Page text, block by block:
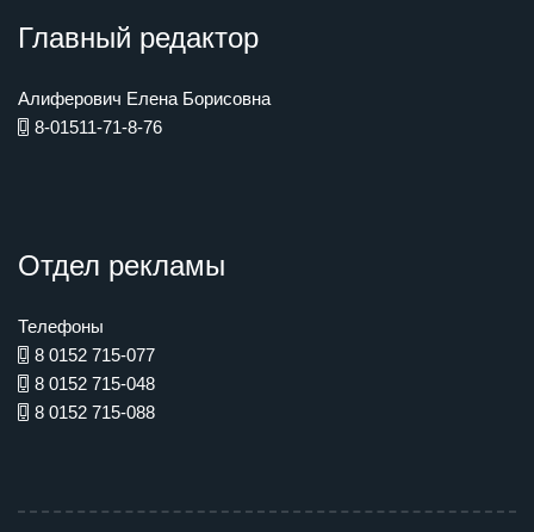
Главный редактор
Алиферович Елена Борисовна
8-01511-71-8-76
Отдел рекламы
Телефоны
8 0152 715-077
8 0152 715-048
8 0152 715-088